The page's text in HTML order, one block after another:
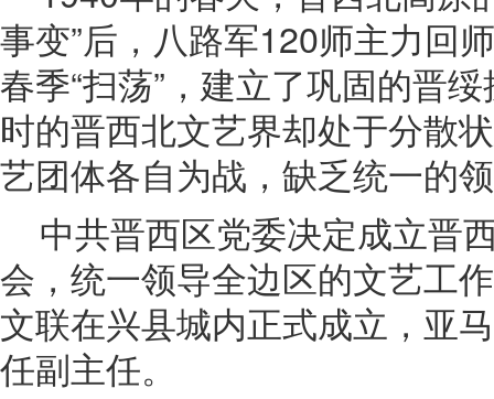
事变”后，八路军120师主力回
春季“扫荡”，建立了巩固的晋
时的晋西北文艺界却处于分散
艺团体各自为战，缺乏统一的
中共晋西区党委决定成立晋
会，统一领导全边区的文艺工
文联在兴县城内正式成立，亚
任副主任。